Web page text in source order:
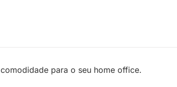
para o seu home office.